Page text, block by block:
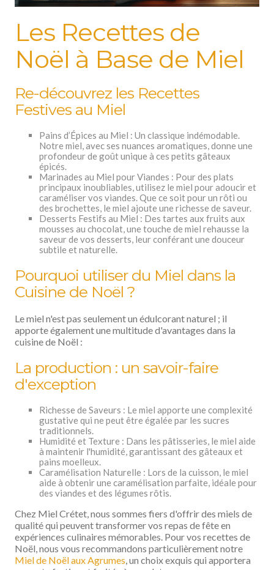
Les Recettes de
Noël à Base de Miel
Re-découvrez les Recettes
Festives au Miel
Pains d’Épices au Miel : Un classique indémodable.
Notre miel, avec ses nuances aromatiques, donne une
profondeur de goût unique à ces petits gâteaux
épicés.
Marinades au Miel pour Viandes : Pour des plats
principaux inoubliables, utilisez le miel pour adoucir et
caraméliser vos viandes. Que ce soit pour un rôti ou
des brochettes, le miel ajoute une richesse de saveur.
Desserts Festifs au Miel : Des tartes aux fruits aux
mousses au chocolat, une touche de miel rehausse la
saveur de vos desserts, leur conférant une douceur
subtile et naturelle.
Pourquoi utiliser du Miel dans la
Cuisine de Noël ?
Le miel n'est pas seulement un édulcorant naturel ; il
apporte également une multitude d'avantages dans la
cuisine de Noël :
La production : un savoir-faire
d'exception
Richesse de Saveurs : Le miel apporte une complexité
gustative qui ne peut être égalée par les sucres
traditionnels.
Humidité et Texture : Dans les pâtisseries, le miel aide
à maintenir l'humidité, garantissant des gâteaux et
pains moelleux.
Caramélisation Naturelle : Lors de la cuisson, le miel
aide à obtenir une caramélisation parfaite, idéale pour
des viandes et des légumes rôtis.
Chez Miel Crétet, nous sommes fiers d'offrir des miels de
qualité qui peuvent transformer vos repas de fête en
expériences culinaires mémorables. Pour vos recettes de
Noël, nous vous recommandons particulièrement notre
Miel de Noël aux Agrumes, un choix exquis qui apportera